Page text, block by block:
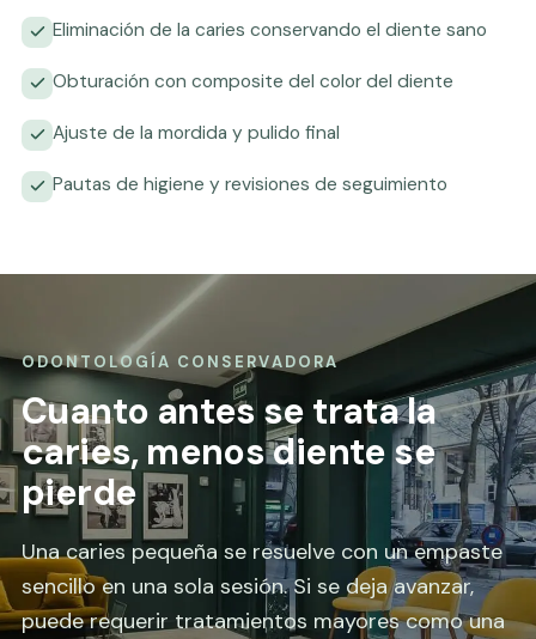
Eliminación de la caries conservando el diente sano
Obturación con composite del color del diente
Ajuste de la mordida y pulido final
Pautas de higiene y revisiones de seguimiento
ODONTOLOGÍA CONSERVADORA
Cuanto antes se trata la
caries, menos diente se
pierde
Una caries pequeña se resuelve con un empaste
sencillo en una sola sesión. Si se deja avanzar,
puede requerir tratamientos mayores como una